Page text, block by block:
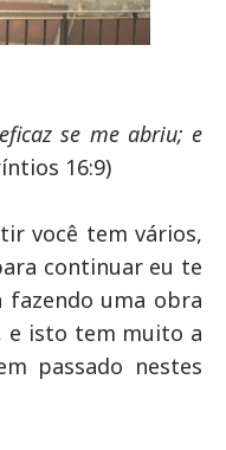
se me abriu; e
16:9)
você tem vários,
continuar eu te
fazendo uma obra
e isto tem muito a
passado nestes